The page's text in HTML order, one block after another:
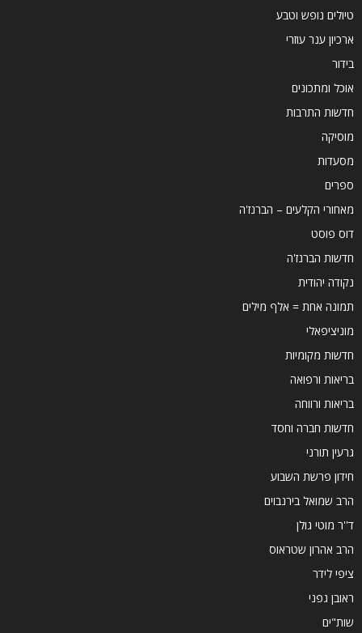
טיולים נופש וטבע
ארכיון ענר עוזרי
בידור
אוכל ומתכונים
חדשות התרבות
מוסיקה
מסעדות
ספרים
מאחורי הקלעים – הברנז'ה
דוס פוסט
חדשות הברנז'ה
נקודה יהודית
תמונה אחת = אלף מילים
מוניציפאלי
חדשות מקומיות
בריאות ורפואה
בריאות ורווחה
חדשות חברה וחסד
גרעין תורני
חידון פרשת השבוע
הרב שמואל בירנבוים
ד''ר מוטי גולן
הרב אהרון שטראוס
ציפי לידר
ראובן גפני
שות"ים